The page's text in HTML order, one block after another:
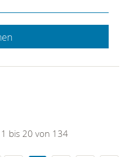
bis 20 von 134